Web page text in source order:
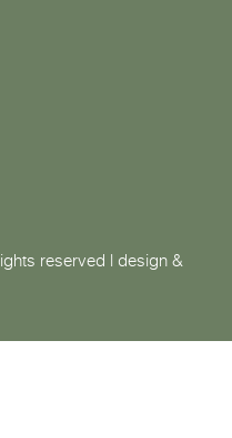
reserved | design &